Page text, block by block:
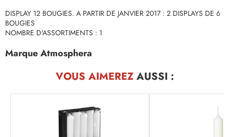
DISPLAY 12 BOUGIES. A PARTIR DE JANVIER 2017 : 2 DISPLAYS DE 6
BOUGIES
NOMBRE D'ASSORTIMENTS : 1
Marque Atmosphera
VOUS AIMEREZAUSSI :